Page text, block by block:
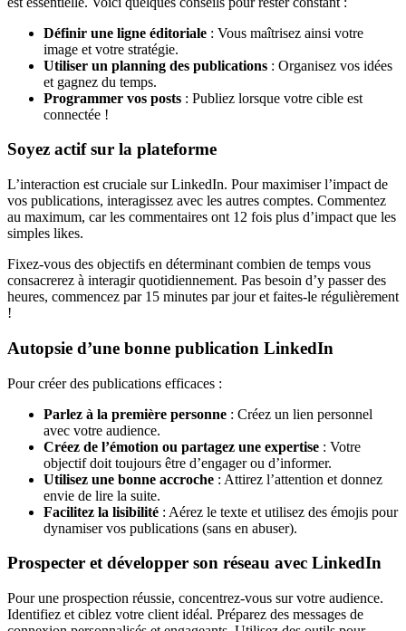
Définir une ligne éditoriale : Vous maîtrisez ainsi votre
image et votre stratégie.
Utiliser un planning des publications : Organisez vos idées
et gagnez du temps.
Programmer vos posts : Publiez lorsque votre cible est
connectée !
Soyez actif sur la plateforme
L’interaction est cruciale sur LinkedIn. Pour maximiser l’impact de
vos publications, interagissez avec les autres comptes. Commentez
au maximum, car les commentaires ont 12 fois plus d’impact que les
simples likes.
Fixez-vous des objectifs en déterminant combien de temps vous
consacrerez à interagir quotidiennement. Pas besoin d’y passer des
heures, commencez par 15 minutes par jour et faites-le régulièrement
!
Autopsie d’une bonne publication LinkedIn
Pour créer des publications efficaces :
Parlez à la première personne : Créez un lien personnel
avec votre audience.
Créez de l’émotion ou partagez une expertise : Votre
objectif doit toujours être d’engager ou d’informer.
Utilisez une bonne accroche : Attirez l’attention et donnez
envie de lire la suite.
Facilitez la lisibilité : Aérez le texte et utilisez des émojis pour
dynamiser vos publications (sans en abuser).
Prospecter et développer son réseau avec LinkedIn
Pour une prospection réussie, concentrez-vous sur votre audience.
Identifiez et ciblez votre client idéal. Préparez des messages de